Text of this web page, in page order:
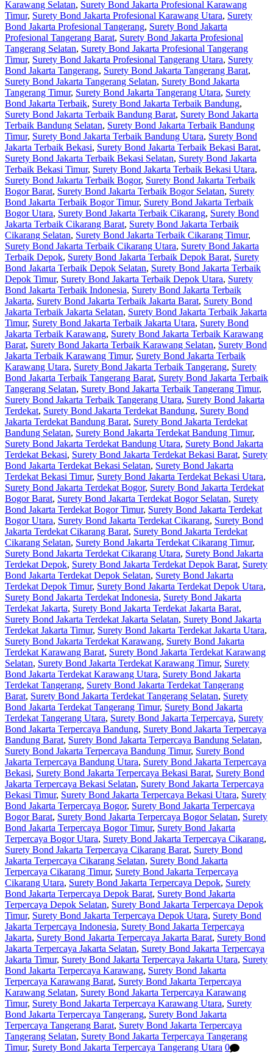
Karawang Selatan, Surety Bond Jakarta Profesional Karawang
Timur, Surety Bond Jakarta Profesional Karawang Utara, Surety
Bond Jakarta Profesional Tangerang, Surety Bond Jakarta
Profesional Tangerang Barat, Surety Bond Jakarta Profesional
Tangerang Selatan, Surety Bond Jakarta Profesional Tangerang
Timur, Surety Bond Jakarta Profesional Tangerang Utara, Surety
Bond Jakarta Tangerang, Surety Bond Jakarta Tangerang Barat,
Surety Bond Jakarta Tangerang Selatan, Surety Bond Jakarta
Tangerang Timur, Surety Bond Jakarta Tangerang Utara, Surety
Bond Jakarta Terbaik, Surety Bond Jakarta Terbaik Bandung,
Surety Bond Jakarta Terbaik Bandung Barat, Surety Bond Jakarta
Terbaik Bandung Selatan, Surety Bond Jakarta Terbaik Bandung
Timur, Surety Bond Jakarta Terbaik Bandung Utara, Surety Bond
Jakarta Terbaik Bekasi, Surety Bond Jakarta Terbaik Bekasi Barat,
Surety Bond Jakarta Terbaik Bekasi Selatan, Surety Bond Jakarta
Terbaik Bekasi Timur, Surety Bond Jakarta Terbaik Bekasi Utara,
Surety Bond Jakarta Terbaik Bogor, Surety Bond Jakarta Terbaik
Bogor Barat, Surety Bond Jakarta Terbaik Bogor Selatan, Surety
Bond Jakarta Terbaik Bogor Timur, Surety Bond Jakarta Terbaik
Bogor Utara, Surety Bond Jakarta Terbaik Cikarang, Surety Bond
Jakarta Terbaik Cikarang Barat, Surety Bond Jakarta Terbaik
Cikarang Selatan, Surety Bond Jakarta Terbaik Cikarang Timur,
Surety Bond Jakarta Terbaik Cikarang Utara, Surety Bond Jakarta
Terbaik Depok, Surety Bond Jakarta Terbaik Depok Barat, Surety
Bond Jakarta Terbaik Depok Selatan, Surety Bond Jakarta Terbaik
Depok Timur, Surety Bond Jakarta Terbaik Depok Utara, Surety
Bond Jakarta Terbaik Indonesia, Surety Bond Jakarta Terbaik
Jakarta, Surety Bond Jakarta Terbaik Jakarta Barat, Surety Bond
Jakarta Terbaik Jakarta Selatan, Surety Bond Jakarta Terbaik Jakarta
Timur, Surety Bond Jakarta Terbaik Jakarta Utara, Surety Bond
Jakarta Terbaik Karawang, Surety Bond Jakarta Terbaik Karawang
Barat, Surety Bond Jakarta Terbaik Karawang Selatan, Surety Bond
Jakarta Terbaik Karawang Timur, Surety Bond Jakarta Terbaik
Karawang Utara, Surety Bond Jakarta Terbaik Tangerang, Surety
Bond Jakarta Terbaik Tangerang Barat, Surety Bond Jakarta Terbaik
Tangerang Selatan, Surety Bond Jakarta Terbaik Tangerang Timur,
Surety Bond Jakarta Terbaik Tangerang Utara, Surety Bond Jakarta
Terdekat, Surety Bond Jakarta Terdekat Bandung, Surety Bond
Jakarta Terdekat Bandung Barat, Surety Bond Jakarta Terdekat
Bandung Selatan, Surety Bond Jakarta Terdekat Bandung Timur,
Surety Bond Jakarta Terdekat Bandung Utara, Surety Bond Jakarta
Terdekat Bekasi, Surety Bond Jakarta Terdekat Bekasi Barat, Surety
Bond Jakarta Terdekat Bekasi Selatan, Surety Bond Jakarta
Terdekat Bekasi Timur, Surety Bond Jakarta Terdekat Bekasi Utara,
Surety Bond Jakarta Terdekat Bogor, Surety Bond Jakarta Terdekat
Bogor Barat, Surety Bond Jakarta Terdekat Bogor Selatan, Surety
Bond Jakarta Terdekat Bogor Timur, Surety Bond Jakarta Terdekat
Bogor Utara, Surety Bond Jakarta Terdekat Cikarang, Surety Bond
Jakarta Terdekat Cikarang Barat, Surety Bond Jakarta Terdekat
Cikarang Selatan, Surety Bond Jakarta Terdekat Cikarang Timur,
Surety Bond Jakarta Terdekat Cikarang Utara, Surety Bond Jakarta
Terdekat Depok, Surety Bond Jakarta Terdekat Depok Barat, Surety
Bond Jakarta Terdekat Depok Selatan, Surety Bond Jakarta
Terdekat Depok Timur, Surety Bond Jakarta Terdekat Depok Utara,
Surety Bond Jakarta Terdekat Indonesia, Surety Bond Jakarta
Terdekat Jakarta, Surety Bond Jakarta Terdekat Jakarta Barat,
Surety Bond Jakarta Terdekat Jakarta Selatan, Surety Bond Jakarta
Terdekat Jakarta Timur, Surety Bond Jakarta Terdekat Jakarta Utara,
Surety Bond Jakarta Terdekat Karawang, Surety Bond Jakarta
Terdekat Karawang Barat, Surety Bond Jakarta Terdekat Karawang
Selatan, Surety Bond Jakarta Terdekat Karawang Timur, Surety
Bond Jakarta Terdekat Karawang Utara, Surety Bond Jakarta
Terdekat Tangerang, Surety Bond Jakarta Terdekat Tangerang
Barat, Surety Bond Jakarta Terdekat Tangerang Selatan, Surety
Bond Jakarta Terdekat Tangerang Timur, Surety Bond Jakarta
Terdekat Tangerang Utara, Surety Bond Jakarta Terpercaya, Surety
Bond Jakarta Terpercaya Bandung, Surety Bond Jakarta Terpercaya
Bandung Barat, Surety Bond Jakarta Terpercaya Bandung Selatan,
Surety Bond Jakarta Terpercaya Bandung Timur, Surety Bond
Jakarta Terpercaya Bandung Utara, Surety Bond Jakarta Terpercaya
Bekasi, Surety Bond Jakarta Terpercaya Bekasi Barat, Surety Bond
Jakarta Terpercaya Bekasi Selatan, Surety Bond Jakarta Terpercaya
Bekasi Timur, Surety Bond Jakarta Terpercaya Bekasi Utara, Surety
Bond Jakarta Terpercaya Bogor, Surety Bond Jakarta Terpercaya
Bogor Barat, Surety Bond Jakarta Terpercaya Bogor Selatan, Surety
Bond Jakarta Terpercaya Bogor Timur, Surety Bond Jakarta
Terpercaya Bogor Utara, Surety Bond Jakarta Terpercaya Cikarang,
Surety Bond Jakarta Terpercaya Cikarang Barat, Surety Bond
Jakarta Terpercaya Cikarang Selatan, Surety Bond Jakarta
Terpercaya Cikarang Timur, Surety Bond Jakarta Terpercaya
Cikarang Utara, Surety Bond Jakarta Terpercaya Depok, Surety
Bond Jakarta Terpercaya Depok Barat, Surety Bond Jakarta
Terpercaya Depok Selatan, Surety Bond Jakarta Terpercaya Depok
Timur, Surety Bond Jakarta Terpercaya Depok Utara, Surety Bond
Jakarta Terpercaya Indonesia, Surety Bond Jakarta Terpercaya
Jakarta, Surety Bond Jakarta Terpercaya Jakarta Barat, Surety Bond
Jakarta Terpercaya Jakarta Selatan, Surety Bond Jakarta Terpercaya
Jakarta Timur, Surety Bond Jakarta Terpercaya Jakarta Utara, Surety
Bond Jakarta Terpercaya Karawang, Surety Bond Jakarta
Terpercaya Karawang Barat, Surety Bond Jakarta Terpercaya
Karawang Selatan, Surety Bond Jakarta Terpercaya Karawang
Timur, Surety Bond Jakarta Terpercaya Karawang Utara, Surety
Bond Jakarta Terpercaya Tangerang, Surety Bond Jakarta
Terpercaya Tangerang Barat, Surety Bond Jakarta Terpercaya
Tangerang Selatan, Surety Bond Jakarta Terpercaya Tangerang
Timur, Surety Bond Jakarta Terpercaya Tangerang Utara 0